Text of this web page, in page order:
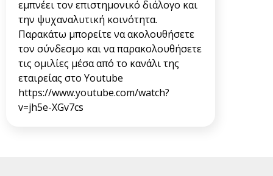
εμπνέει τον επιστημονικό διάλογο και
την ψυχαναλυτική κοινότητα.
Παρακάτω μπορείτε να ακολουθήσετε
τον σύνδεσμο και να παρακολουθήσετε
τις ομιλίες μέσα από το κανάλι της
εταιρείας στο Youtube
https://www.youtube.com/watch?
v=jh5e-XGv7cs